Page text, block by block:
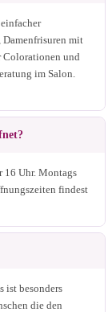
Damenfrisuren mit
Colorationen und
im Salon.
16 Uhr. Montags
findest
ist besonders
die den